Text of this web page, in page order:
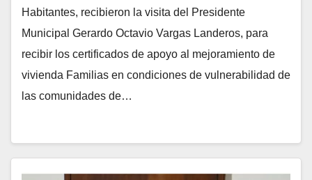
Habitantes, recibieron la visita del Presidente
Municipal Gerardo Octavio Vargas Landeros, para
recibir los certificados de apoyo al mejoramiento de
vivienda Familias en condiciones de vulnerabilidad de
las comunidades de…